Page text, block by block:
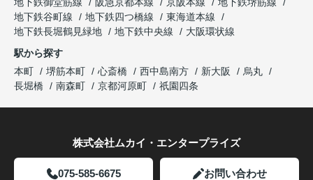
地下鉄谷町線
地下鉄四つ橋線
東海道本線
地下鉄長堀鶴見緑地
地下鉄中央線
大阪環状線
駅から探す
本町
堺筋本町 心斎橋 西中島南方 新大阪
烏丸
長堀橋
南森町 京都河原町 祇園四条
株式会社ムカイ・エンタープライズ
075-585-6675 お問い合わせ